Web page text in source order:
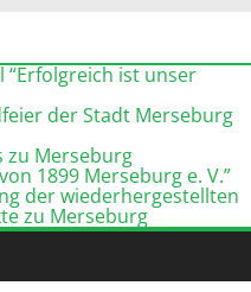
“Erfolgreich ist unser
der Stadt Merseburg
zu Merseburg
1899 Merseburg e. V.”
der wiederhergestellten
zu Merseburg